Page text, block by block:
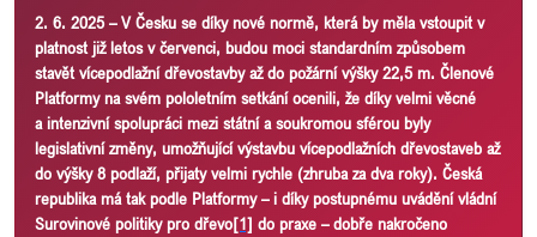
2. 6. 2025 – V Česku se díky nové normě, která by měla vstoupit v
platnost již letos v červenci, budou moci standardním způsobem
stavět vícepodlažní dřevostavby až do požární výšky 22,5 m. Členové
Platformy na svém pololetním setkání ocenili, že díky velmi věcné
a intenzivní spolupráci mezi státní a soukromou sférou byly
legislativní změny, umožňující výstavbu vícepodlažních dřevostaveb až
do výšky 8 podlaží, přijaty velmi rychle (zhruba za dva roky). Česká
republika má tak podle Platformy – i díky postupnému uvádění vládní
Surovinové politiky pro dřevo[1] do praxe – dobře nakročeno